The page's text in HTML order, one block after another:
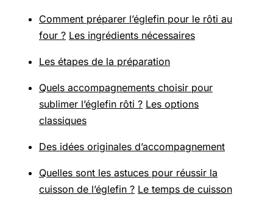
Comment préparer l’églefin pour le rôti au
four ? Les ingrédients nécessaires
Les étapes de la préparation
Quels accompagnements choisir pour
sublimer l’églefin rôti ? Les options
classiques
Des idées originales d’accompagnement
Quelles sont les astuces pour réussir la
cuisson de l’églefin ? Le temps de cuisson